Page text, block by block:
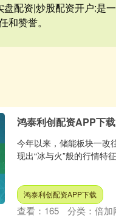
配资|炒股配资开户:是
和赞誉。
鸿泰利创配资APP下
今年以来，储能板块一改
现出“冰与火”般的行情特
鸿泰利创配资APP下载
查看： 165 分类： 倍加